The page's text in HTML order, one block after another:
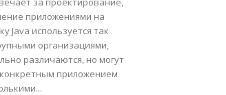
приложениями на
Java используется так
организациями,
различаются, но могут
приложением